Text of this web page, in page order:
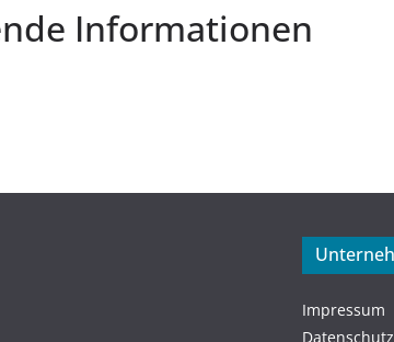
Informationen
Impressum